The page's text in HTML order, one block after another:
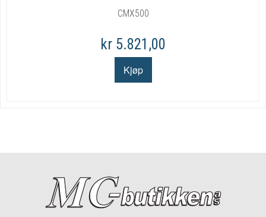
CMX500
kr 5.821,00